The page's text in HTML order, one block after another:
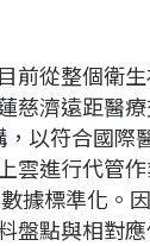
前從整個衛
慈濟遠距醫
以符合國際
雲進行代管
據標準化。
盤點與相對